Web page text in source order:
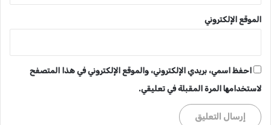
الموقع الإلكتروني
احفظ اسمي، بريدي الإلكتروني، والموقع الإلكتروني في هذا المتصفح
لاستخدامها المرة المقبلة في تعليقي.